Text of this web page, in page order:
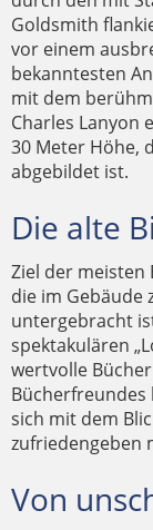
Goldsmith
vor einem
bekanntesten
mit dem
Charles
30 Meter Höhe,
abgebildet ist.
Die alte
Ziel der meisten
die im Gebäude
untergebracht
spektakulären
wertvolle
Bücherfreundes
sich mit dem
zufriedengeben
Von